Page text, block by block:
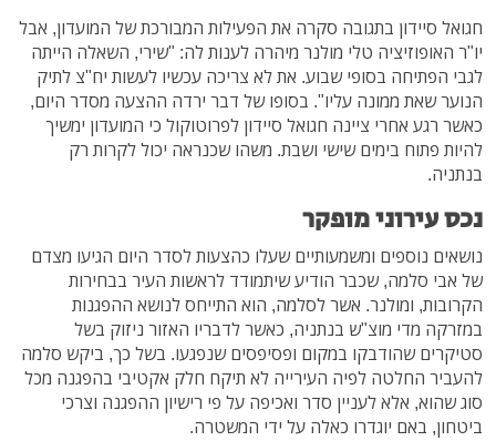
חגואל סיידון בתגובה סקרה את הפעילות המבורכת של המועדון, אבל
יו"ר האופוזיציה טלי מולנר מיהרה לענות לה: "שירי, השאלה הייתה
לגבי הפתיחה בסופי שבוע. את לא צריכה עכשיו לעשות יח"צ לתיק
הנוער שאת ממונה עליו". בסופו של דבר ירדה ההצעה מסדר היום,
כאשר רגע אחרי ציינה חגואל סיידון לפרוטוקול כי המועדון ימשיך
להיות פתוח בימים שישי ושבת. משהו שכנראה יכול לקרות רק
בנתניה.
נכס עירוני מופקר
נושאים נוספים ומשמעותיים שעלו כהצעות לסדר היום הגיעו מצדם
של אבי סלמה, שכבר הודיע שיתמודד לראשות העיר בבחירות
הקרובות, ומולנר. אשר לסלמה, הוא התייחס לנושא ההפגנות
במזרקה מדי מוצ"ש בנתניה, כאשר לדבריו האזור ניזוק בשל
סטיקרים שהודבקו במקום ופסיפסים שנפגעו. בשל כך, ביקש סלמה
להעביר החלטה לפיה העירייה לא תיקח חלק אקטיבי בהפגנה מכל
סוג שהוא, אלא לעניין סדר ואכיפה על פי רישיון ההפגנה וצרכי
ביטחון, באם יוגדרו כאלה על ידי המשטרה.